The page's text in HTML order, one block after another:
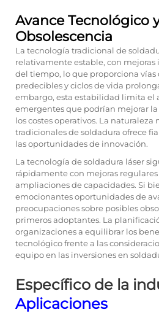
Avance Tecnológico
Obsolescencia
La tecnología tradicional de
relativamente estable, con
del tiempo, lo que proporciona vías
predecibles y ciclos de vida
embargo, esta estabilidad limita el
emergentes que podrían mejorar
los costes operativos. La
tradicionales de soldadura ofrece
las oportunidades de innovación.
La tecnología de soldadura láser
rápidamente con mejoras
ampliaciones de capacidades. Si
emocionantes oportunidades de
preocupaciones sobre posibles
primeros adoptantes. La
organizaciones a equilibrar los
tecnológico frente a las
equipo en las inversiones en
Específico de la
Aplicaciones